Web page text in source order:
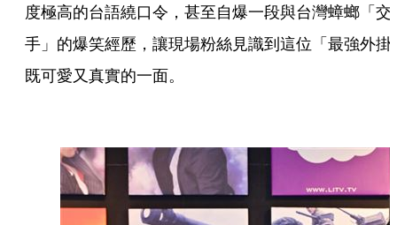
度極高的台語繞口令，甚至自爆一段與台灣蟑螂「交
手」的爆笑經歷，讓現場粉絲見識到這位「最強外掛
既可愛又真實的一面。